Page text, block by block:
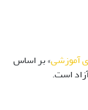
آموزشی» بر اساس
است.